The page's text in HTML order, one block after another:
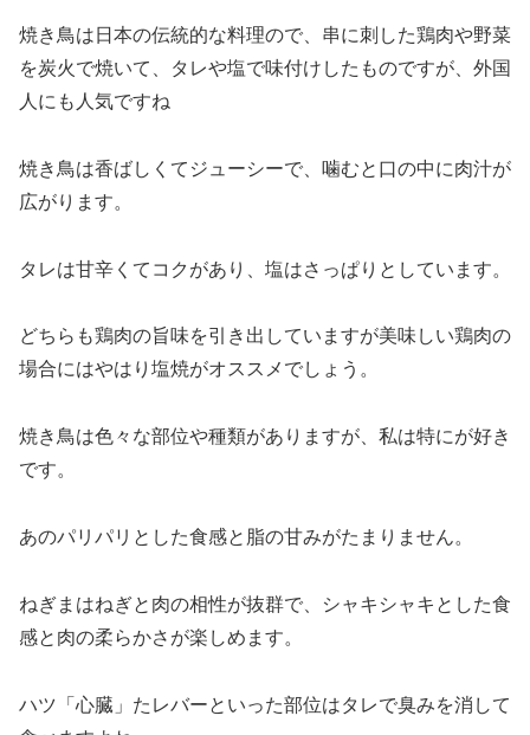
焼き鳥は日本の伝統的な料理ので、串に刺した鶏肉や野菜
を炭火で焼いて、タレや塩で味付けしたものですが、外国
人にも人気ですね
焼き鳥は香ばしくてジューシーで、噛むと口の中に肉汁が
広がります。
タレは甘辛くてコクがあり、塩はさっぱりとしています。
どちらも鶏肉の旨味を引き出していますが美味しい鶏肉の
場合にはやはり塩焼がオススメでしょう。
焼き鳥は色々な部位や種類がありますが、私は特にが好き
です。
あのパリパリとした食感と脂の甘みがたまりません。
ねぎまはねぎと肉の相性が抜群で、シャキシャキとした食
感と肉の柔らかさが楽しめます。
ハツ「心臓」たレバーといった部位はタレで臭みを消して